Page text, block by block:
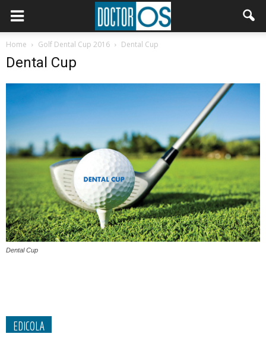
Home Golf Dental Cup 2016 Dental Cup
Dental Cup
Dental Cup
EDICOLA